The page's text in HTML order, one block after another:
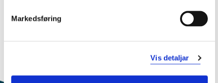
Markedsføring
Vis detaljar